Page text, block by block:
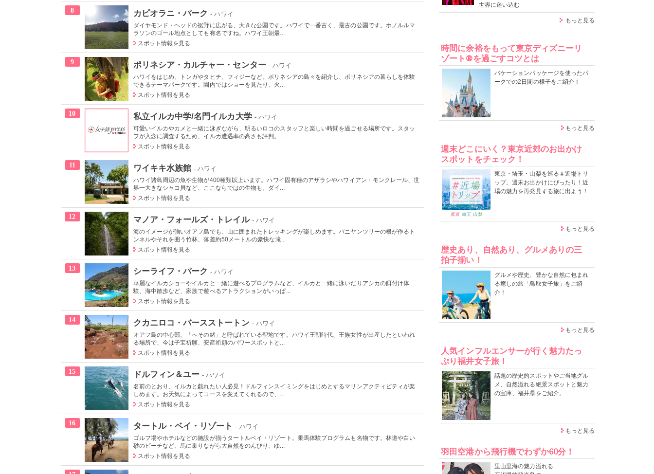
8 カピオラニ・パーク - ハワイ
ダイヤモンド・ヘッドの裾野に広がる、大きな公園です。ハワイで一番古く、最古の公園です。ホノルルマ
ラソンのゴール地点としても有名ですね。ハワイ王朝最...
スポット情報を見る
9 ポリネシア・カルチャー・センター - ハワイ
ハワイをはじめ、トンガやタヒチ、フィジーなど、ポリネシアの島々を紹介し、ポリネシアの暮らしを体験
できるテーマパークです。園内ではショーを見たり、火...
スポット情報を見る
10 私立イルカ中学/名門イルカ大学 - ハワイ
可愛いイルカやカメと一緒に泳ぎながら、明るいロコのスタッフと楽しい時間を過ごせる場所です。スタッ
フが入念に調査するため、イルカ遭遇率の高さも評判。...
スポット情報を見る
11 ワイキキ水族館 - ハワイ
ハワイ諸島周辺の魚や生物が400種類以上います。ハワイ固有種のアザラシやハワイアン・モンクレール、世
界一大きなシャコ貝など、ここならではの生物も。ダイ...
スポット情報を見る
12 マノア・フォールズ・トレイル - ハワイ
海のイメージが強いオアフ島でも、山に囲まれたトレッキングが楽しめます。バニヤンツリーの根が作るト
ンネルやそれを囲う竹林、落差約50メートルの豪快な滝...
スポット情報を見る
13 シーライフ・パーク - ハワイ
華麗なイルカショーやイルカと一緒に遊べるプログラムなど、イルカと一緒に泳いだりアシカの餌付け体
験、海中散歩など、家族で遊べるアトラクションがいっぱ...
スポット情報を見る
14 クカニロコ・バースストートン - ハワイ
オアフ島の中心部、「へその緒」と呼ばれている聖地です。ハワイ王朝時代、王族女性が出産したといわれ
る場所で、今は子宝祈願、安産祈願のパワースポットと...
スポット情報を見る
15 ドルフィン＆ユー - ハワイ
名前のとおり、イルカと戯れたい人必見！ドルフィンスイミングをはじめとするマリンアクティビティが楽
しめます。お天気によってコースを変えてくれるので、...
スポット情報を見る
16 タートル・ベイ・リゾート - ハワイ
ゴルフ場やホテルなどの施設が揃うタートルベイ・リゾート。乗馬体験プログラムも名物です。林道や白い
砂のビーチなど、馬に乗りながら大自然をのんびり、ゆ...
スポット情報を見る
世界に迷い込む
もっと見る
時間に余裕をもって東京ディズニーリ
ゾート®を過ごすコツとは
バケーションパッケージを使ったパ
ークでの2日間の様子をご紹介！
もっと見る
週末どこにいく？東京近郊のお出かけ
スポットをチェック！
東京・埼玉・山梨を巡る＃近場トリ
ップ。週末お出かけにぴったり！近
場の魅力を再発見する旅に出よう！
もっと見る
歴史あり、自然あり、グルメありの三
拍子揃い！
グルメや歴史、豊かな自然に包まれ
る癒しの旅「鳥取女子旅」をご紹
介！
もっと見る
人気インフルエンサーが行く魅力たっ
ぷり福井女子旅！
話題の歴史的スポットやご当地グル
メ、自然溢れる絶景スポットと魅力
の宝庫、福井県をご紹介。
もっと見る
羽田空港から飛行機でわずか60分！
里山里海の魅力溢れる